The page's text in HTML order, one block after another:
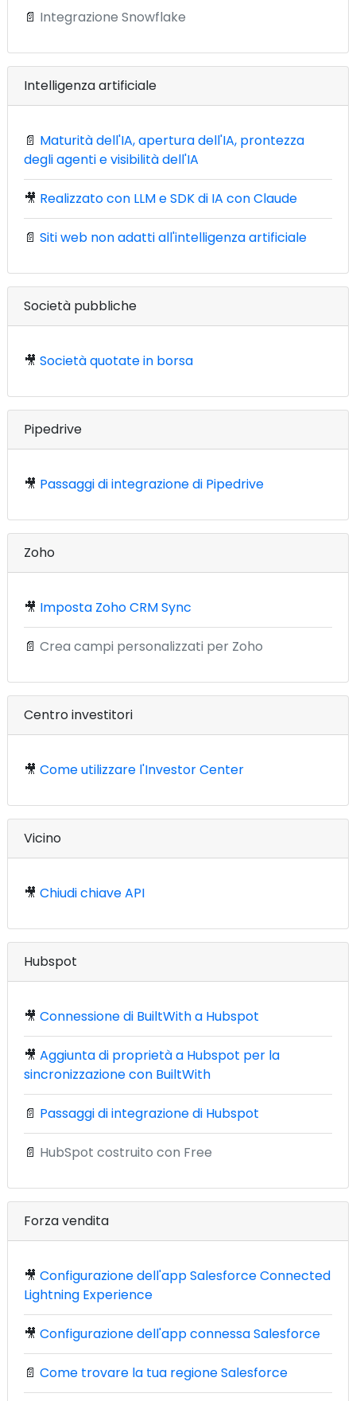
📄 Integrazione Snowflake
Intelligenza artificiale
📄 Maturità dell'IA, apertura dell'IA, prontezza
degli agenti e visibilità dell'IA
🎥 Realizzato con LLM e SDK di IA con Claude
📄 Siti web non adatti all'intelligenza artificiale
Società pubbliche
🎥 Società quotate in borsa
Pipedrive
🎥 Passaggi di integrazione di Pipedrive
Zoho
🎥 Imposta Zoho CRM Sync
📄 Crea campi personalizzati per Zoho
Centro investitori
🎥 Come utilizzare l'Investor Center
Vicino
🎥 Chiudi chiave API
Hubspot
🎥 Connessione di BuiltWith a Hubspot
🎥 Aggiunta di proprietà a Hubspot per la
sincronizzazione con BuiltWith
📄 Passaggi di integrazione di Hubspot
📄 HubSpot costruito con Free
Forza vendita
🎥 Configurazione dell'app Salesforce Connected
Lightning Experience
🎥 Configurazione dell'app connessa Salesforce
📄 Come trovare la tua regione Salesforce